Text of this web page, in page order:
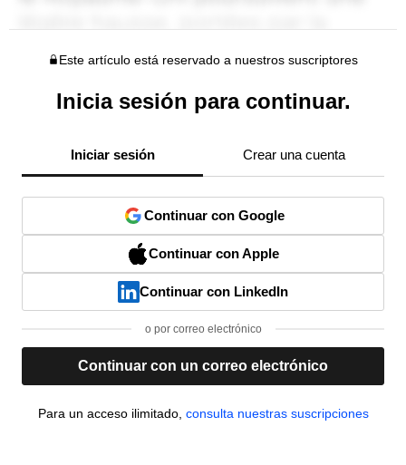
Este artículo está reservado a nuestros suscriptores
Inicia sesión para continuar.
Iniciar sesión Crear una cuenta
Continuar con Google
Continuar con Apple
Continuar con LinkedIn
o por correo electrónico
Continuar con un correo electrónico
Para un acceso ilimitado, consulta nuestras suscripciones